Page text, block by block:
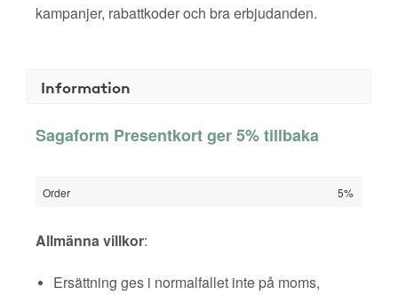
kampanjer, rabattkoder och bra erbjudanden.
Information
Sagaform Presentkort ger 5% tillbaka
Order 5%
Allmänna villkor:
Ersättning ges i normalfallet inte på moms,